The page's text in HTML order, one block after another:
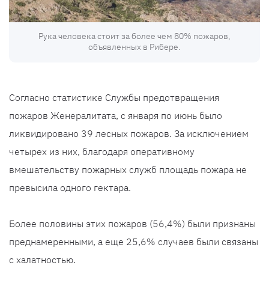
Рука человека стоит за более чем 80% пожаров,
объявленных в Рибере.
Согласно статистике Службы предотвращения
пожаров Женералитата, с января по июнь было
ликвидировано 39 лесных пожаров. За исключением
четырех из них, благодаря оперативному
вмешательству пожарных служб площадь пожара не
превысила одного гектара.
Более половины этих пожаров (56,4%) были признаны
преднамеренными, а еще 25,6% случаев были связаны
с халатностью.